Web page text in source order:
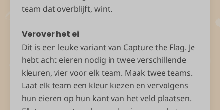
team dat overblijft, wint.
Verover het ei
Dit is een leuke variant van Capture the Flag. Je
hebt acht eieren nodig in twee verschillende
kleuren, vier voor elk team. Maak twee teams.
Laat elk team een ​​kleur kiezen en vervolgens
hun eieren op hun kant van het veld plaatsen.